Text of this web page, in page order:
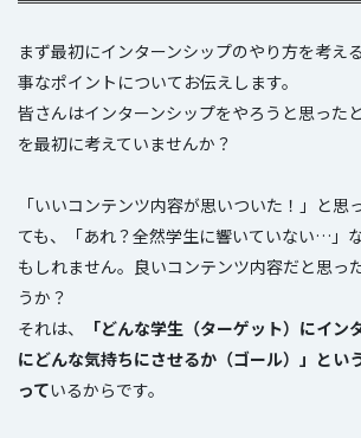
まず最初にインターンシップのやり方を考え
事なポイントについてお伝えします。
皆さんはインターンシップをやろうと思った
を最初に考えていませんか？
「いいコンテンツ内容が思いついた！」と思
ても、「あれ？全然学生に響いていない…」
もしれません。良いコンテンツ内容だと思っ
うか？
それは、
「どんな学生（ターゲット）にイン
にどんな気持ちにさせるか（ゴール）」とい
っているからです。